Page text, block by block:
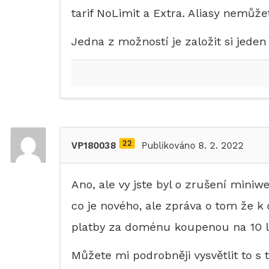
tarif NoLimit a Extra. Aliasy
Jedna z možností je založit si
VP180038 22 Publikováno 8. 2. 2022
Ano, ale vy jste byl o zrušení
co je nového, ale zpráva o tom že
platby za doménu koupenou na 10
Můžete mi podrobněji vysvětlit to